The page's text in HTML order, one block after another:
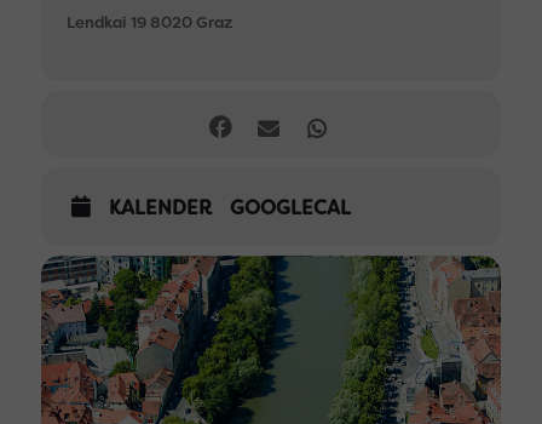
Lendkai 19 8020 Graz
KALENDER GOOGLECAL